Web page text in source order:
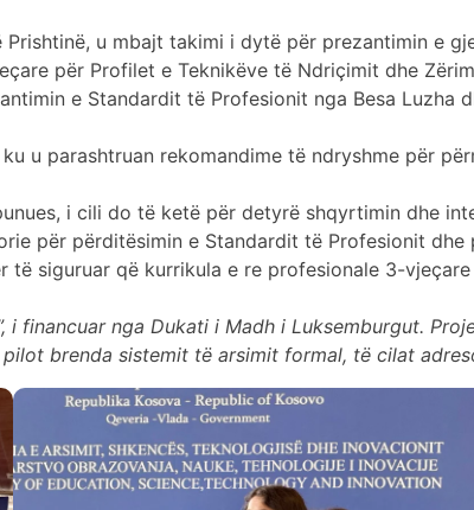
Prishtinë, u mbajt takimi i dytë për prezantimin e
për Profilet e Teknikëve të Ndriçimit dhe
e Standardit të Profesionit nga Besa Luzha
u parashtruan rekomandime të ndryshme për
i cili do të ketë për detyrë shqyrtimin dhe
për përditësimin e Standardit të Profesionit
siguruar që kurrikula e re profesionale 3-
i financuar nga Dukati i Madh i Luksemburgut.
brenda sistemit të arsimit formal, të cilat